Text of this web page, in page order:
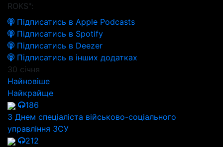
ROKS":
Підписатись в Apple Podcasts
Підписатись в Spotify
Підписатись в Deezer
Підписатись в інших додатках
30 січня
Найновіше
Найкрайще
186
З Днем спеціаліста військово-соціального
управління ЗСУ
212